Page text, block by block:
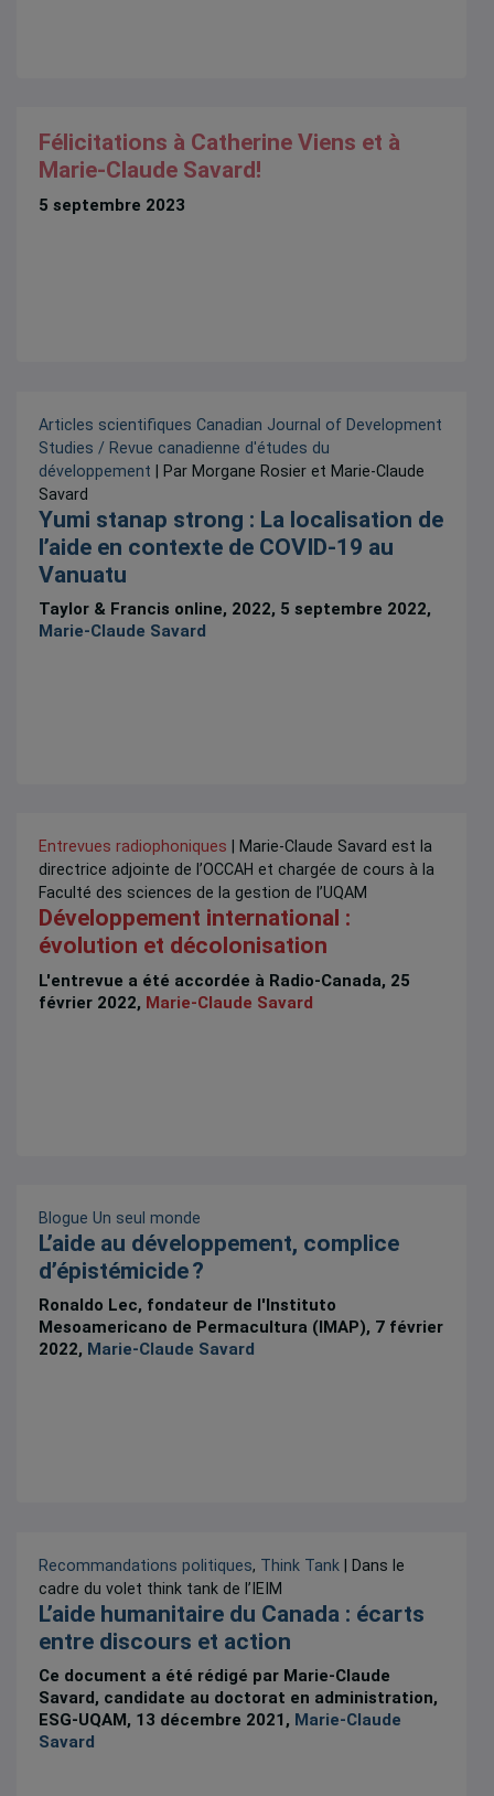
Félicitations à Catherine Viens et à
Marie-Claude Savard!
5 septembre 2023
Articles scientifiques Canadian Journal of Development
Studies / Revue canadienne d'études du
développement | Par Morgane Rosier et Marie-Claude
Savard
Yumi stanap strong : La localisation de
l’aide en contexte de COVID-19 au
Vanuatu
Taylor & Francis online, 2022, 5 septembre 2022,
Marie-Claude Savard
Entrevues radiophoniques | Marie-Claude Savard est la
directrice adjointe de l’OCCAH et chargée de cours à la
Faculté des sciences de la gestion de l’UQAM
Développement international :
évolution et décolonisation
L'entrevue a été accordée à Radio-Canada, 25
février 2022, Marie-Claude Savard
Blogue Un seul monde
L’aide au développement, complice
d’épistémicide ?
Ronaldo Lec, fondateur de l'Instituto
Mesoamericano de Permacultura (IMAP), 7 février
2022, Marie-Claude Savard
Recommandations politiques, Think Tank | Dans le
cadre du volet think tank de l’IEIM
L’aide humanitaire du Canada : écarts
entre discours et action
Ce document a été rédigé par Marie-Claude
Savard, candidate au doctorat en administration,
ESG-UQAM, 13 décembre 2021, Marie-Claude
Savard